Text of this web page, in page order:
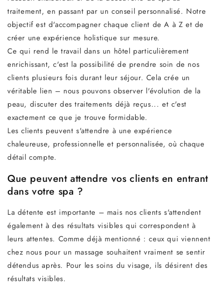
traitement, en passant par un conseil personnalisé. Notre
objectif est d'accompagner chaque client de A à Z et de
créer une expérience holistique sur mesure.
Ce qui rend le travail dans un hôtel particulièrement
enrichissant, c'est la possibilité de prendre soin de nos
clients plusieurs fois durant leur séjour. Cela crée un
véritable lien – nous pouvons observer l'évolution de la
peau, discuter des traitements déjà reçus... et c'est
exactement ce que je trouve formidable.
Les clients peuvent s'attendre à une expérience
chaleureuse, professionnelle et personnalisée, où chaque
détail compte.
Que peuvent attendre vos clients en entrant
dans votre spa ?
La détente est importante – mais nos clients s'attendent
également à des résultats visibles qui correspondent à
leurs attentes. Comme déjà mentionné : ceux qui viennent
chez nous pour un massage souhaitent vraiment se sentir
détendus après. Pour les soins du visage, ils désirent des
résultats visibles.